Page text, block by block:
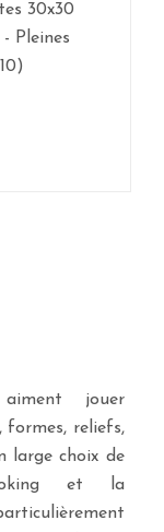
30x30
Pleines
jouer
formes, reliefs,
large choix de
et la